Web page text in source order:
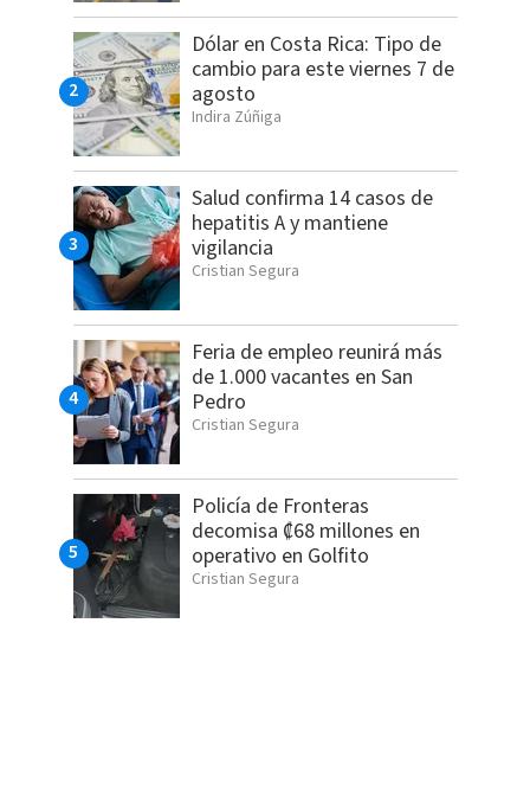
Dólar en Costa Rica: Tipo de
cambio para este viernes 7 de
agosto
Indira Zúñiga
Salud confirma 14 casos de
hepatitis A y mantiene
vigilancia
Cristian Segura
Feria de empleo reunirá más
de 1.000 vacantes en San
Pedro
Cristian Segura
Policía de Fronteras
decomisa ₡68 millones en
operativo en Golfito
Cristian Segura